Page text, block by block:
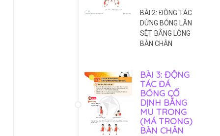
BÀI 2: ĐỘNG TÁC
DỪNG BÓNG LĂN
SỆT BẰNG LÒNG
BÀN CHÂN
BÀI 3: ĐỘNG
TÁC ĐÁ
BÓNG CỐ
DỊNH BẰNG
MU TRONG
(MÁ TRONG)
BÀN CHÂN